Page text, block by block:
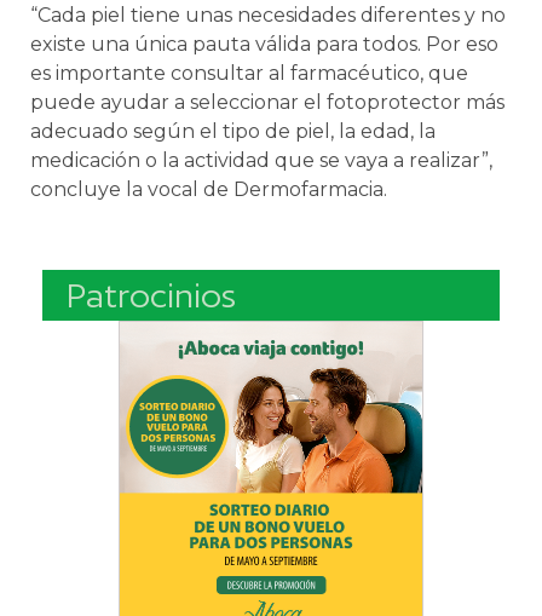
“Cada piel tiene unas necesidades diferentes y no
existe una única pauta válida para todos. Por eso
es importante consultar al farmacéutico, que
puede ayudar a seleccionar el fotoprotector más
adecuado según el tipo de piel, la edad, la
medicación o la actividad que se vaya a realizar”,
concluye la vocal de Dermofarmacia.
Patrocinios